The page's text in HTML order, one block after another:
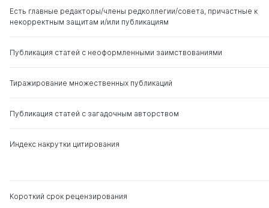
Есть главные редакторы/члены редколлегии/совета, причастные к
некорректным защитам и/или публикациям
Публикация статей с неоформленными заимствованиями
Тиражирование множественных публикаций
Публикация статей с загадочным авторством
Индекс накрутки цитирования
Короткий срок рецензирования